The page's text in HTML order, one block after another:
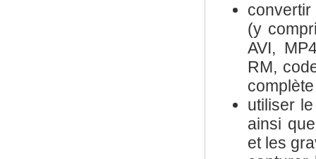
(y
AVI,
RM,
utiliser
ainsi
et les